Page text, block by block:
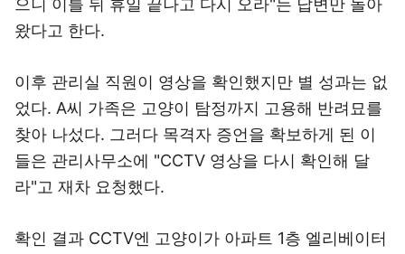
으니 이틀 뒤 휴일 끝나고 다시 오라"는 답변만 돌아
왔다고 한다.
이후 관리실 직원이 영상을 확인했지만 별 성과는 없
었다. A씨 가족은 고양이 탐정까지 고용해 반려묘를
찾아 나섰다. 그러다 목격자 증언을 확보하게 된 이
들은 관리사무소에 "CCTV 영상을 다시 확인해 달
라"고 재차 요청했다.
확인 결과 CCTV엔 고양이가 아파트 1층 엘리베이터